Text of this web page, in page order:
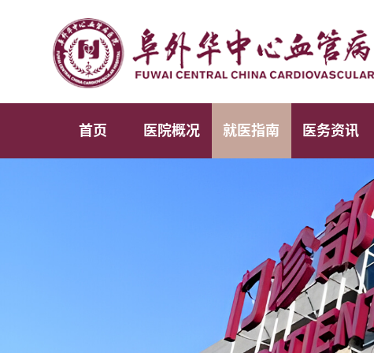
首页 医院概况 就医指南 医务资讯